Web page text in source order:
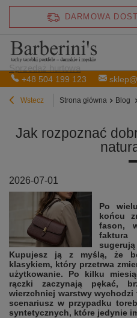
+48 504 199 123
DARMOWA
Wstecz Strona główna Blog
Jak rozpoznać
2026-07-01
Po
końcu
fason,
Kupujesz ją z myślą, że
klasykiem, który przetrwa
użytkowanie. Po kilku
rączki zaczynają pękać,
wierzchniej warstwy
scenariusz w przypadku
syntetycznych, które jedynie
Sprzedaż hurtowa